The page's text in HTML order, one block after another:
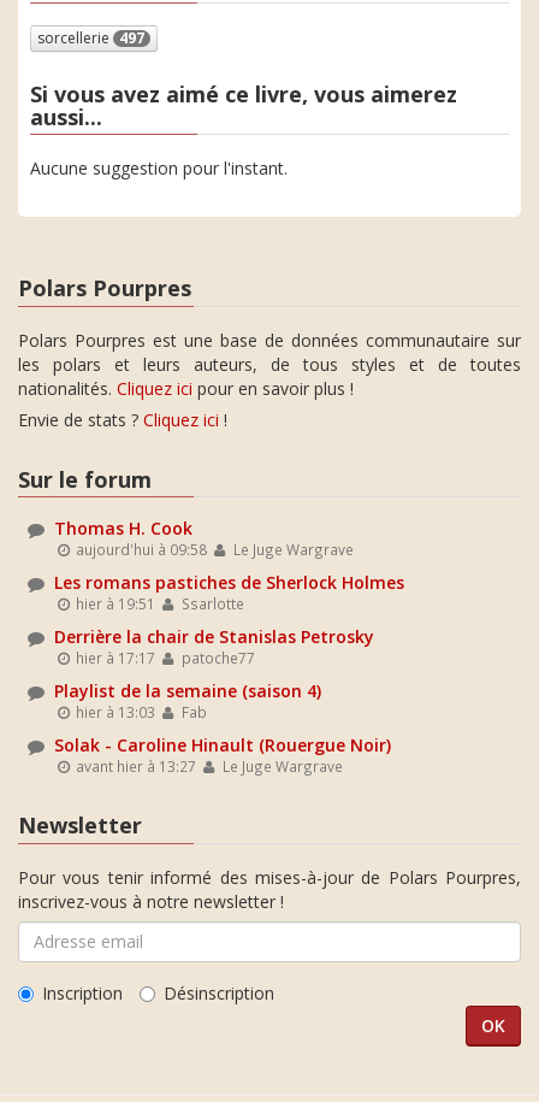
sorcellerie 497
Si vous avez aimé ce livre, vous aimerez
aussi...
Aucune suggestion pour l'instant.
Polars Pourpres
Polars Pourpres est une base de données communautaire sur
les polars et leurs auteurs, de tous styles et de toutes
nationalités. Cliquez ici pour en savoir plus !
Envie de stats ? Cliquez ici !
Sur le forum
Thomas H. Cook
aujourd'hui à 09:58 Le Juge Wargrave
Les romans pastiches de Sherlock Holmes
hier à 19:51 Ssarlotte
Derrière la chair de Stanislas Petrosky
hier à 17:17 patoche77
Playlist de la semaine (saison 4)
hier à 13:03 Fab
Solak - Caroline Hinault (Rouergue Noir)
avant hier à 13:27 Le Juge Wargrave
Newsletter
Pour vous tenir informé des mises-à-jour de Polars Pourpres,
inscrivez-vous à notre newsletter !
Inscription Désinscription